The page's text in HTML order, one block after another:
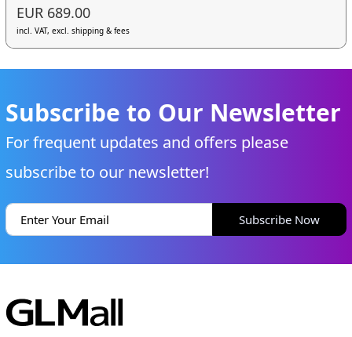
EUR 689.00
incl. VAT, excl. shipping & fees
Subscribe to Our Newsletter
For frequent updates and offers please
subscribe to our newsletter!
Subscribe Now